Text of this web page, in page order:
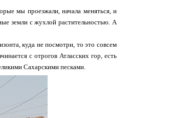
мы проезжали, начала меняться, и
земли с жухлой растительностью. А
куда не посмотри, то это совсем
с отрогов Атласских гор, есть
Сахарскими песками.